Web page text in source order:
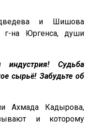
и Шишова
г-на Юргенса, души
Судьба
сырьё! Забудьте об
Ахмада Кадырова,
и которому